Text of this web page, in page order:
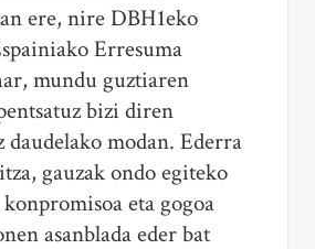
ere, nire DBH1eko
Erresuma
mundu guztiaren
bizi diren
daudelako modan. Ederra
gauzak ondo egiteko
eta gogoa
asanblada eder bat